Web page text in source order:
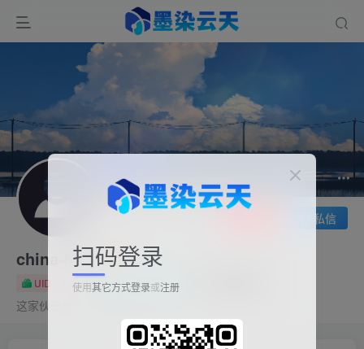
china-MPK
UID：17 已加入墨染云天719天
这家伙很懒，什么都没有写...
私信
扫码登录
使用其它方式登录或注册